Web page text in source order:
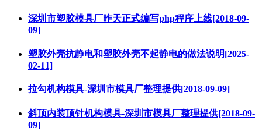
深圳市塑胶模具厂昨天正式编写php程序上线[2018-09-
09]
塑胶外壳抗静电和塑胶外壳不起静电的做法说明[2025-
02-11]
拉勾机构模具-深圳市模具厂整理提供[2018-09-09]
斜顶内装顶针机构模具-深圳市模具厂整理提供[2018-09-
09]